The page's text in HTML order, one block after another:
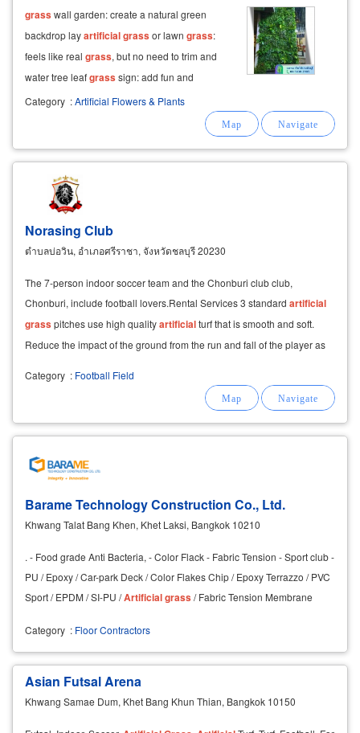
grasswall garden: create a natural green
backdrop layartificialgrassor lawn grass:
feels like real grass, but no need to trim and
water tree leafgrasssign: add fun and
uniqueness to various signs accepting
arrangements of silver and gold bodhi trees: for
important religious ceremonies, auspicious
Category :Artificial Flowers & Plants
Norasing Club
ตำบลบ่อวิน, อำเภอศรีราชา, จังหวัดชลบุรี 20230
The 7-person indoor soccer team and the Chonburi club club,
Chonburi, include football lovers.Rental Services 3 standard artificial
grasspitches use high qualityartificialturf that is smooth and soft.
Reduce the impact of the ground from the run and fall of the player as
Category : Football Field
Barame Technology Construction Co., Ltd.
Khwang Talat Bang Khen, Khet Laksi, Bangkok 10210
. - Food grade Anti Bacteria, - Color Flack - Fabric Tension - Sport club -
PU / Epoxy / Car-park Deck / Color Flakes Chip / Epoxy Terrazzo / PVC
Sport / EPDM / SI-PU /Artificialgrass/ Fabric Tension Membrane
Category : Floor Contractors
Asian Futsal Arena
Khwang Samae Dum, Khet Bang Khun Thian, Bangkok 10150